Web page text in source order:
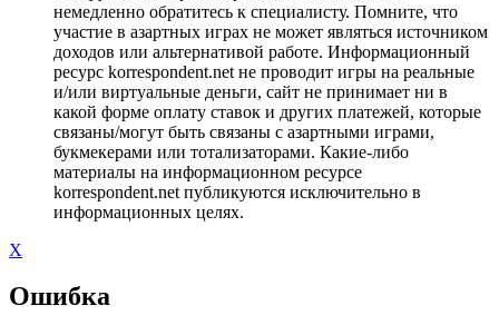
немедленно обратитесь к специалисту. Помните, что
участие в азартных играх не может являться источником
доходов или альтернативой работе. Информационный
ресурс korrespondent.net не проводит игры на реальные
и/или виртуальные деньги, сайт не принимает ни в
какой форме оплату ставок и других платежей, которые
связаны/могут быть связаны с азартными играми,
букмекерами или тотализаторами. Какие-либо
материалы на информационном ресурсе
korrespondent.net публикуются исключительно в
информационных целях.
X
Ошибка